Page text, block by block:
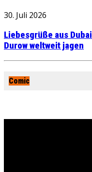
30. Juli 2026
Liebesgrüße aus
Durow weltweit jagen
Comic